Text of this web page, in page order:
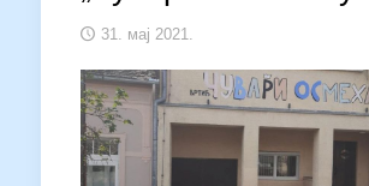
31. мај 2021.